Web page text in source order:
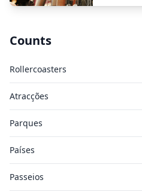
Counts
Rollercoasters
Atracções
Parques
Países
Passeios